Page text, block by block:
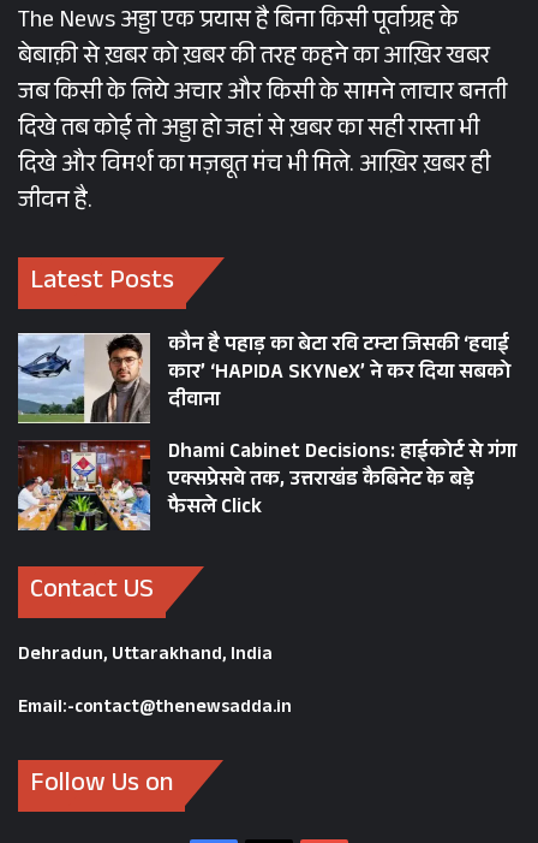
The News अड्डा एक प्रयास है बिना किसी पूर्वाग्रह के
बेबाक़ी से ख़बर को ख़बर की तरह कहने का आख़िर खबर
जब किसी के लिये अचार और किसी के सामने लाचार बनती
दिखे तब कोई तो अड्डा हो जहां से ख़बर का सही रास्ता भी
दिखे और विमर्श का मज़बूत मंच भी मिले. आख़िर ख़बर ही
जीवन है.
Latest Posts
कौन है पहाड़ का बेटा रवि टम्टा जिसकी ‘हवाई
कार’ ‘HAPIDA SKYNeX’ ने कर दिया सबको
दीवाना
Dhami Cabinet Decisions: हाईकोर्ट से गंगा
एक्सप्रेसवे तक, उत्तराखंड कैबिनेट के बड़े
फैसले Click
Contact US
Dehradun, Uttarakhand, India
Email:-contact@thenewsadda.in
Follow Us on